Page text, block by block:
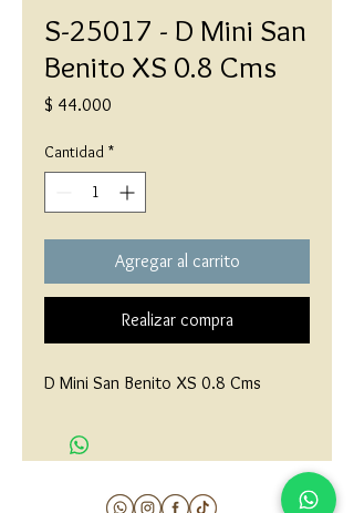
S-25017 - D Mini San
Benito XS 0.8 Cms
$ 44.000
Cantidad *
Agregar al carrito
Realizar compra
D Mini San Benito XS 0.8 Cms